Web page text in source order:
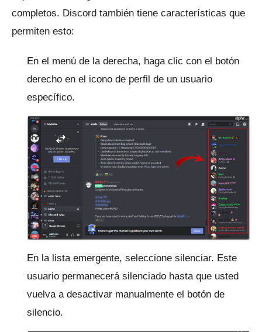
completos. Discord también tiene características que
permiten esto:
En el menú de la derecha, haga clic con el botón
derecho en el icono de perfil de un usuario
específico.
En la lista emergente, seleccione silenciar. Este
usuario permanecerá silenciado hasta que usted
vuelva a desactivar manualmente el botón de
silencio.